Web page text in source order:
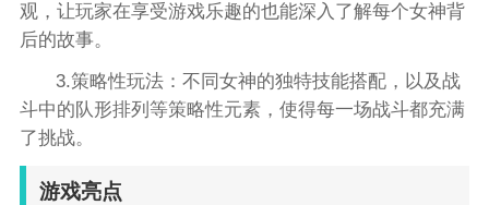
观，让玩家在享受游戏乐趣的也能深入了解每个女神背
后的故事。
3.策略性玩法：不同女神的独特技能搭配，以及战
斗中的队形排列等策略性元素，使得每一场战斗都充满
了挑战。
游戏亮点